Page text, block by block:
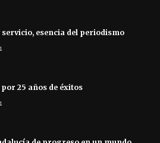
servicio, esencia del periodismo
25 años de éxitos